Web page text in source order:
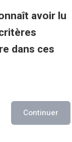
avoir lu
dans ces
Continuer